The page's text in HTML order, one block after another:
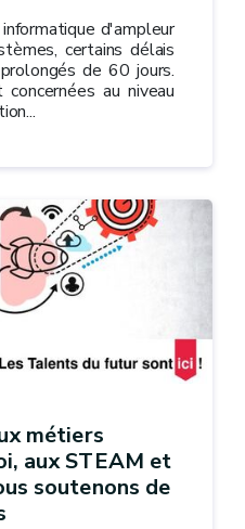
d'ampleur
certains délais
de 60 jours.
au niveau
métiers
aux STEAM et
soutenons de